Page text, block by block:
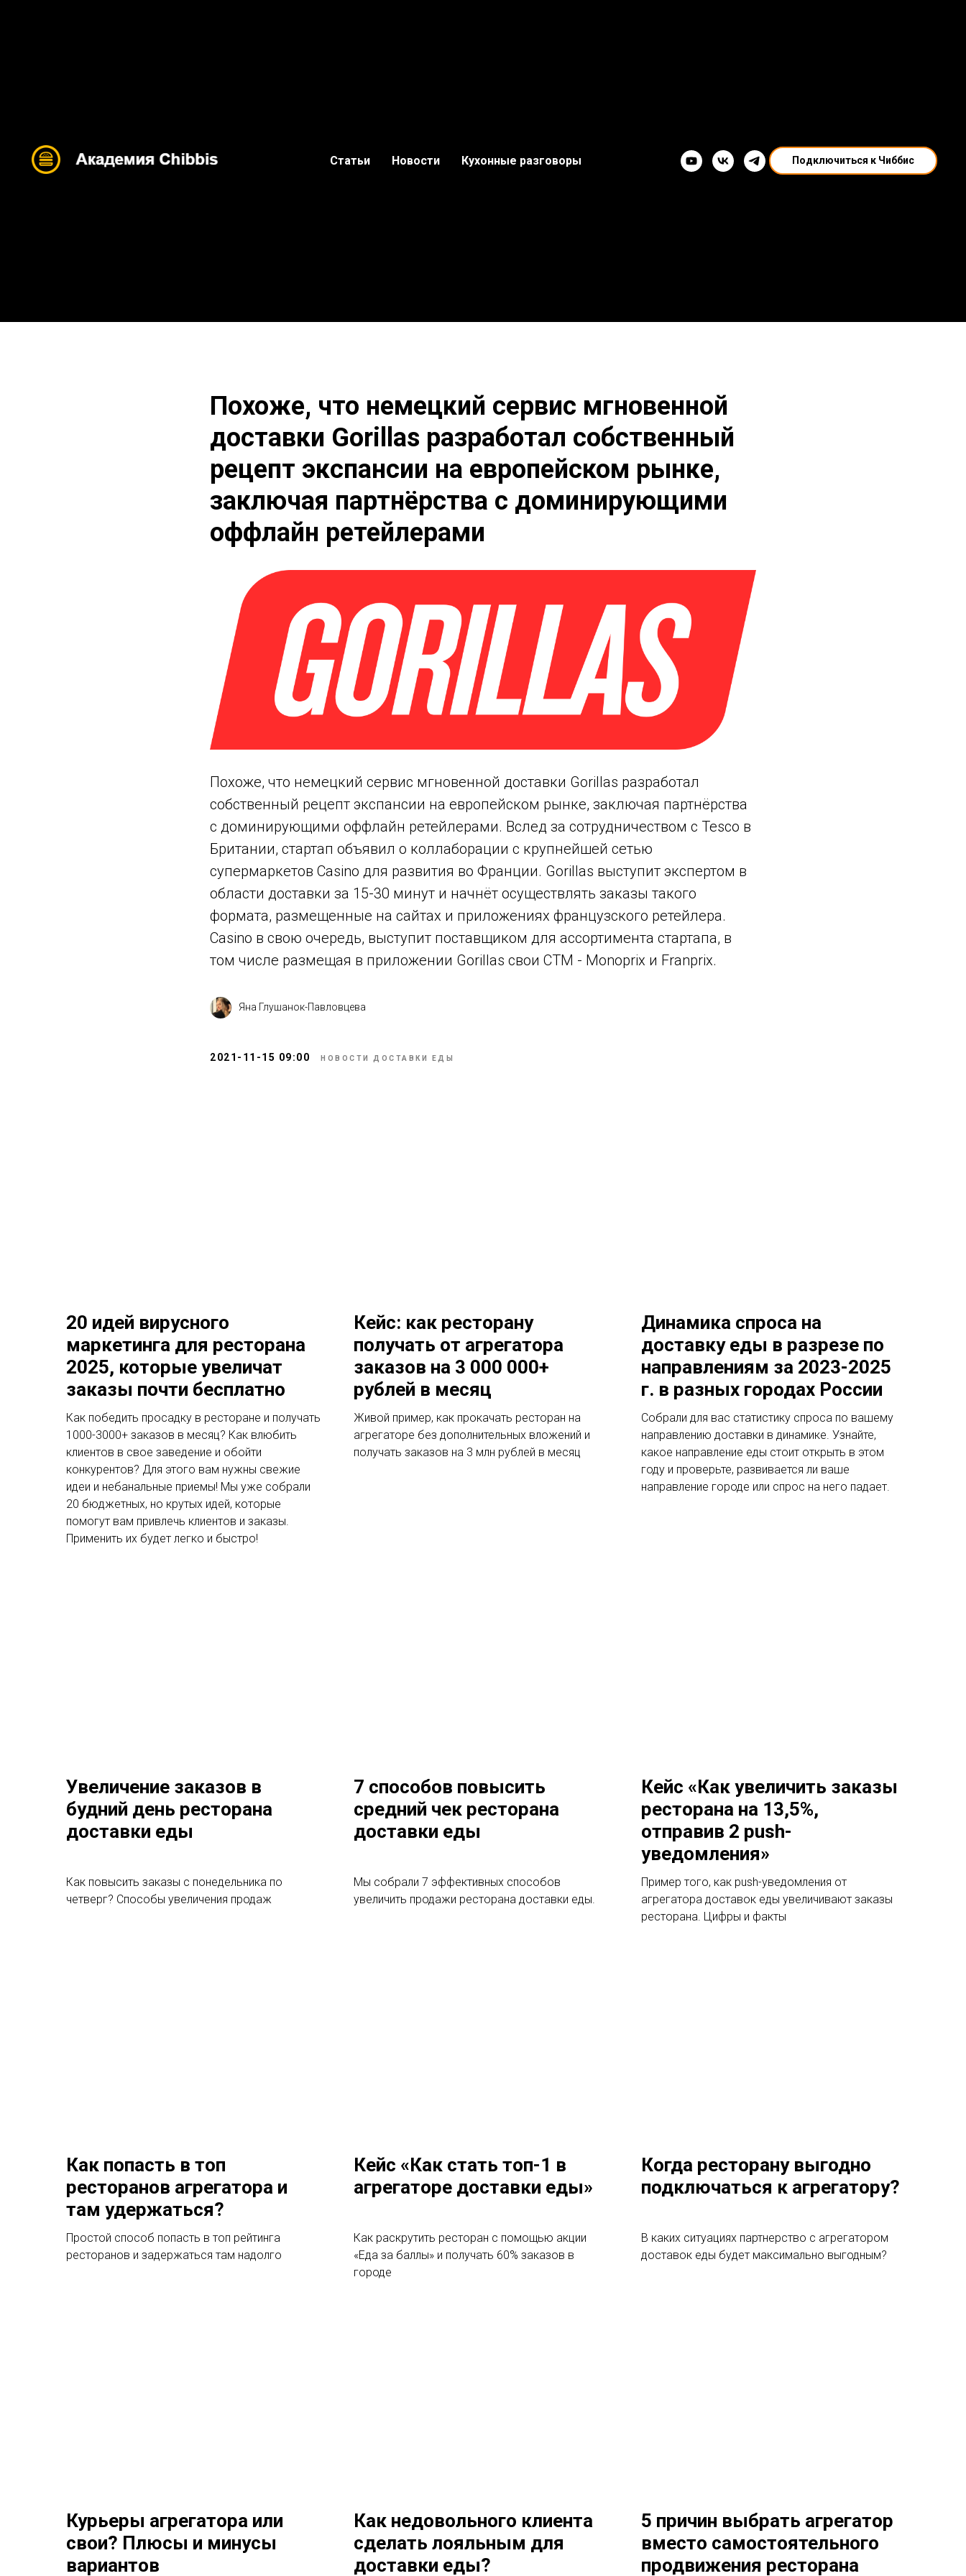
Статьи Новости Кухонные разговоры Подключиться к Чиббис
Похоже, что немецкий сервис мгновенной
доставки Gorillas разработал собственный
рецепт экспансии на европейском рынке,
заключая партнёрства с доминирующими
оффлайн ретейлерами
Похоже, что немецкий сервис мгновенной доставки Gorillas разработал
собственный рецепт экспансии на европейском рынке, заключая партнёрства
с доминирующими оффлайн ретейлерами. Вслед за сотрудничеством с Tesco в
Британии, стартап объявил о коллаборации с крупнейшей сетью
супермаркетов Casino для развития во Франции. Gorillas выступит экспертом в
области доставки за 15-30 минут и начнёт осуществлять заказы такого
формата, размещенные на сайтах и приложениях французского ретейлера.
Сasino в свою очередь, выступит поставщиком для ассортимента стартапа, в
том числе размещая в приложении Gorillas свои СТМ - Monoprix и Franprix.
Яна Глушанок-Павловцева
2021-11-15 09:00 НОВОСТИ ДОСТАВКИ ЕДЫ
20 идей вирусного
маркетинга для ресторана
2025, которые увеличат
заказы почти бесплатно
Как победить просадку в ресторане и получать
1000-3000+ заказов в месяц? Как влюбить
клиентов в свое заведение и обойти
конкурентов? Для этого вам нужны свежие
идеи и небанальные приемы! Мы уже собрали
20 бюджетных, но крутых идей, которые
помогут вам привлечь клиентов и заказы.
Применить их будет легко и быстро!
Кейс: как ресторану
получать от агрегатора
заказов на 3 000 000+
рублей в месяц
Живой пример, как прокачать ресторан на
агрегаторе без дополнительных вложений и
получать заказов на 3 млн рублей в месяц
Динамика спроса на
доставку еды в разрезе по
направлениям за 2023-2025
г. в разных городах России
Собрали для вас статистику спроса по вашему
направлению доставки в динамике. Узнайте,
какое направление еды стоит открыть в этом
году и проверьте, развивается ли ваше
направление городе или спрос на него падает.
Увеличение заказов в
будний день ресторана
доставки еды
Как повысить заказы с понедельника по
четверг? Способы увеличения продаж
7 способов повысить
средний чек ресторана
доставки еды
Мы собрали 7 эффективных способов
увеличить продажи ресторана доставки еды.
Кейс «Как увеличить заказы
ресторана на 13,5%,
отправив 2 push-
уведомления»
Пример того, как push-уведомления от
агрегатора доставок еды увеличивают заказы
ресторана. Цифры и факты
Как попасть в топ
ресторанов агрегатора и
там удержаться?
Простой способ попасть в топ рейтинга
ресторанов и задержаться там надолго
Кейс «Как стать топ-1 в
агрегаторе доставки еды»
Как раскрутить ресторан с помощью акции
«Еда за баллы» и получать 60% заказов в
городе
Когда ресторану выгодно
подключаться к агрегатору?
В каких ситуациях партнерство с агрегатором
доставок еды будет максимально выгодным?
Курьеры агрегатора или
свои? Плюсы и минусы
вариантов
Как недовольного клиента
сделать лояльным для
доставки еды?
5 причин выбрать агрегатор
вместо самостоятельного
продвижения ресторана